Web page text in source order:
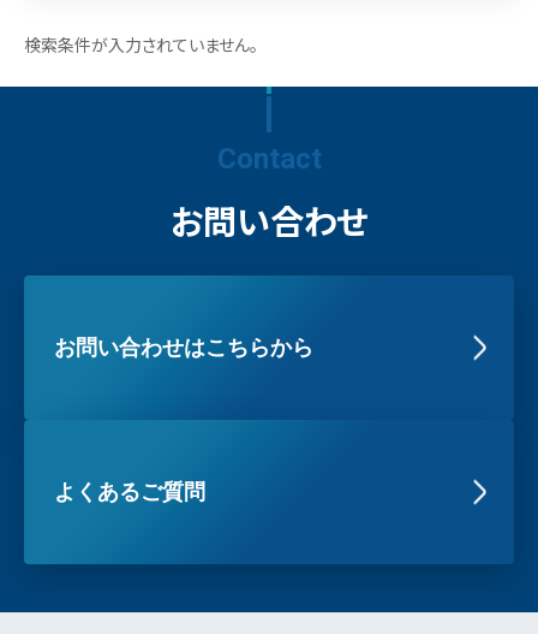
検索条件が入力されていません。
Contact
お問い合わせ
お問い合わせはこちらから
よくあるご質問